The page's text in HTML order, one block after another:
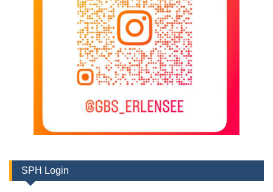
SPH Login